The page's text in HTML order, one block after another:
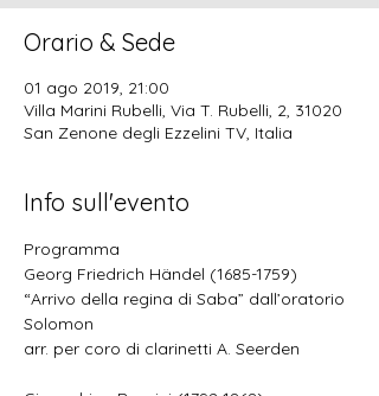
Orario & Sede
01 ago 2019, 21:00
Villa Marini Rubelli, Via T. Rubelli, 2, 31020
San Zenone degli Ezzelini TV, Italia
Info sull'evento
Programma
Georg Friedrich Händel (1685-1759)
“Arrivo della regina di Saba” dall’oratorio
Solomon
arr. per coro di clarinetti A. Seerden